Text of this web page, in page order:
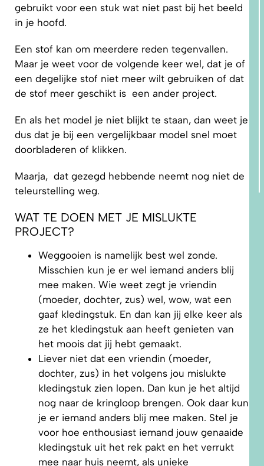
gebruikt voor een stuk wat niet past bij het beeld
in je hoofd.
Een stof kan om meerdere reden tegenvallen.
Maar je weet voor de volgende keer wel, dat je of
een degelijke stof niet meer wilt gebruiken of dat
de stof meer geschikt is een ander project.
En als het model je niet blijkt te staan, dan weet je
dus dat je bij een vergelijkbaar model snel moet
doorbladeren of klikken.
Maarja, dat gezegd hebbende neemt nog niet de
teleurstelling weg.
WAT TE DOEN MET JE MISLUKTE
PROJECT?
Weggooien is namelijk best wel zonde.
Misschien kun je er wel iemand anders blij
mee maken. Wie weet zegt je vriendin
(moeder, dochter, zus) wel, wow, wat een
gaaf kledingstuk. En dan kan jij elke keer als
ze het kledingstuk aan heeft genieten van
het moois dat jij hebt gemaakt.
Liever niet dat een vriendin (moeder,
dochter, zus) in het volgens jou mislukte
kledingstuk zien lopen. Dan kun je het altijd
nog naar de kringloop brengen. Ook daar kun
je er iemand anders blij mee maken. Stel je
voor hoe enthousiast iemand jouw genaaide
kledingstuk uit het rek pakt en het verrukt
mee naar huis neemt, als unieke